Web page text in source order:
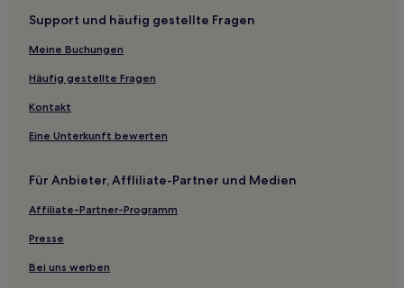
Hotels mit Parkplatz in Sródmiescie
Günstige in Włochy
Support und häufig gestellte Fragen
Meine Buchungen
Häufig gestellte Fragen
Kontakt
Eine Unterkunft bewerten
Für Anbieter, Affliliate-Partner und Medien
Affiliate-Partner-Programm
Presse
Bei uns werben